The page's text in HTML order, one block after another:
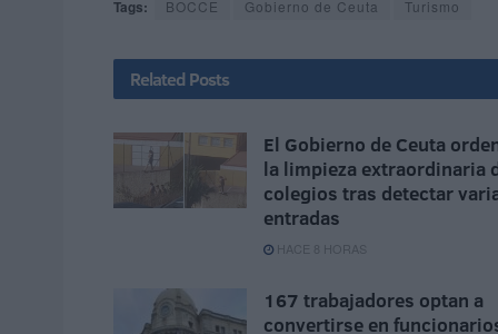
Tags: BOCCE Gobierno de Ceuta Turismo
Related Posts
El Gobierno de Ceuta
la limpieza extraordinaria
colegios tras detectar
entradas
HACE 8 HORAS
167 trabajadores optan a
convertirse en